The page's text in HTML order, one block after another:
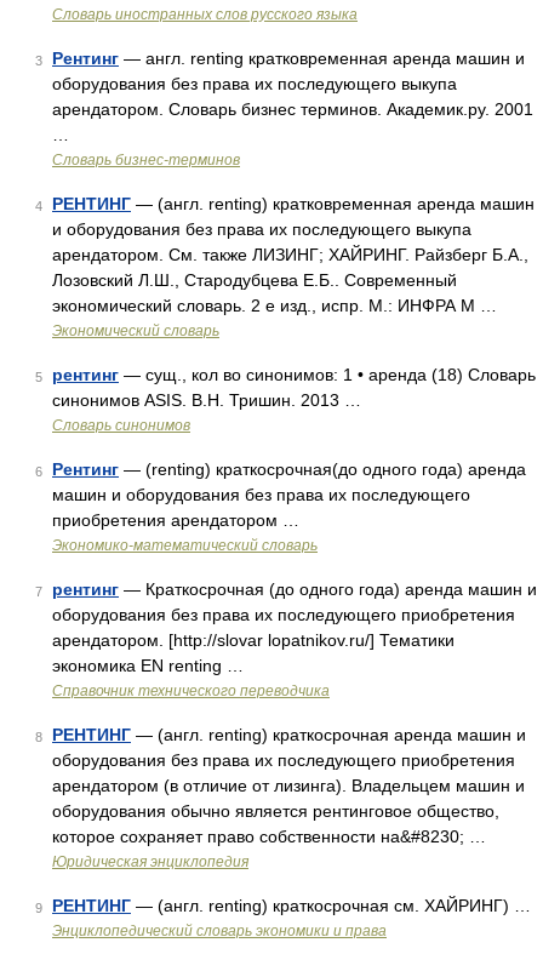
Словарь иностранных слов русского языка
3 Рентинг — англ. renting кратковременная аренда машин и
оборудования без права их последующего выкупа
арендатором. Словарь бизнес терминов. Академик.ру. 2001
Словарь бизнес-терминов
4 РЕНТИНГ — (англ. renting) кратковременная аренда машин
и оборудования без права их последующего выкупа
арендатором. См. также ЛИЗИНГ; ХАЙРИНГ. Райзберг Б.А.,
Лозовский Л.Ш., Стародубцева Е.Б.. Современный
экономический словарь. 2 е изд., испр. М.: ИНФРА М …
Экономический словарь
5 рентинг — сущ., кол во синонимов: 1 • аренда (18) Словарь
синонимов ASIS. В.Н. Тришин. 2013 …
Словарь синонимов
6 Рентинг — (renting) краткосрочная(до одного года) аренда
машин и оборудования без права их последующего
приобретения арендатором …
Экономико-математический словарь
7 рентинг — Краткосрочная (до одного года) аренда машин и
оборудования без права их последующего приобретения
арендатором. [http://slovar lopatnikov.ru/] Тематики
экономика EN renting …
Справочник технического переводчика
8 РЕНТИНГ — (англ. renting) краткосрочная аренда машин и
оборудования без права их последующего приобретения
арендатором (в отличие от лизинга). Владельцем машин и
оборудования обычно является рентинговое общество,
которое сохраняет право собственности на&#8230; …
Юридическая энциклопедия
9 РЕНТИНГ — (англ. renting) краткосрочная см. ХАЙРИНГ) …
Энциклопедический словарь экономики и права